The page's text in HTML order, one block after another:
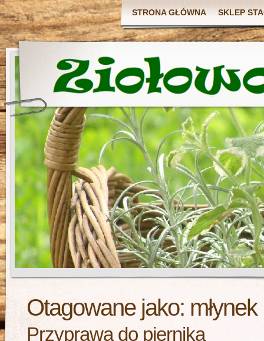
STRONA GŁÓWNA SKLEP
Otagowane jako: młynek
Przyprawa do piernika